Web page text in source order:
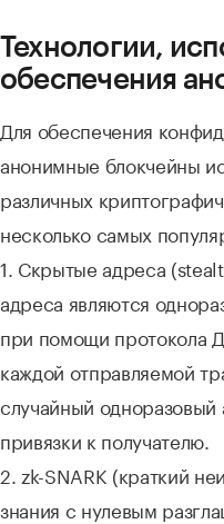
Технологии,
обеспечения
Для обеспечения
анонимные блокчейны
различных
несколько самых
1. Скрытые адреса
адреса являются
при помощи протокола
каждой отправляемой
случайный
привязки к получателю.
2. zk-SNARK (краткий
знания с нулевым